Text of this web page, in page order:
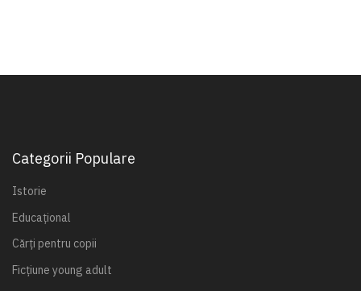
Categorii Populare
Istorie
Educațional
Cărți pentru copii
Ficțiune young adult